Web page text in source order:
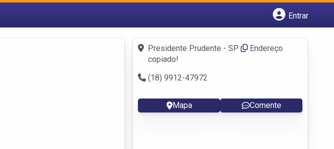
Entrar
Fazer login
Criar conta
Presidente Prudente - SP
Endereço
copiado!
(18) 9912-47972
Mapa Comente